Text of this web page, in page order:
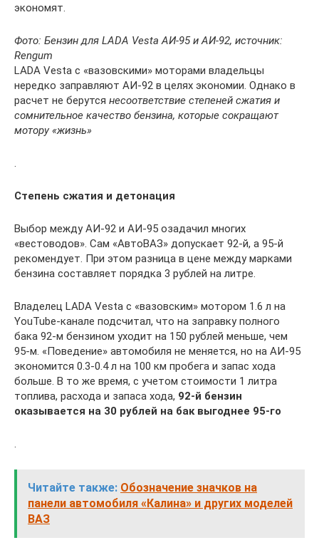
экономят.
Фото: Бензин для LADA Vesta АИ-95 и АИ-92, источник:
Rengum
LADA Vesta с «вазовскими» моторами владельцы
нередко заправляют АИ-92 в целях экономии. Однако в
расчет не берутся несоответствие степеней сжатия и
сомнительное качество бензина, которые сокращают
мотору «жизнь»
Степень сжатия и детонация
Выбор между АИ-92 и АИ-95 озадачил многих
«вестоводов». Сам «АвтоВАЗ» допускает 92-й, а 95-й
рекомендует. При этом разница в цене между марками
бензина составляет порядка 3 рублей на литре.
Владелец LADA Vesta с «вазовским» мотором 1.6 л на
YouTube-канале подсчитал, что на заправку полного
бака 92-м бензином уходит на 150 рублей меньше, чем
95-м. «Поведение» автомобиля не меняется, но на АИ-95
экономится 0.3-0.4 л на 100 км пробега и запас хода
больше. В то же время, с учетом стоимости 1 литра
топлива, расхода и запаса хода, 92-й бензин
оказывается на 30 рублей на бак выгоднее 95-го
Читайте также: Обозначение значков на
панели автомобиля «Калина» и других моделей
ВАЗ